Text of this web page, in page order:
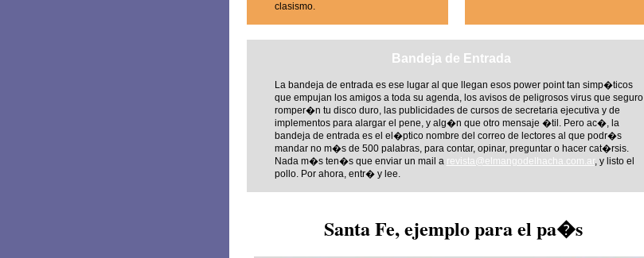
clasismo.
Bandeja de Entrada
La bandeja de entrada es ese lugar al que llegan esos power point tan simp�ticos
que empujan los amigos a toda su agenda, los avisos de peligrosos virus que seguro
romper�n tu disco duro, las publicidades de cursos de secretaria ejecutiva y de
implementos para alargar el pene, y alg�n que otro mensaje �til. Pero ac�, la
bandeja de entrada es el el�ptico nombre del correo de lectores al que podr�s
mandar no m�s de 500 palabras, para contar, opinar, preguntar o hacer cat�rsis.
Nada m�s ten�s que enviar un mail a revista@elmangodelhacha.com.ar, y listo el
pollo. Por ahora, entr� y lee.
Santa Fe, ejemplo para el pa�s